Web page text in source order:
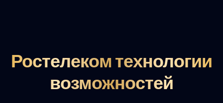
Ростелеком технологии
возможностей